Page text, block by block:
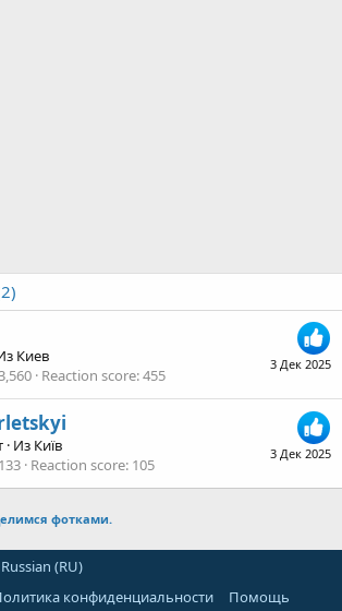
3 Дек 2025
Киев
Reaction score 455
3 Дек 2025
· Из Київ
133 Reaction score 105
фотками.
Russian (RU)
конфиденциальности
Помощь